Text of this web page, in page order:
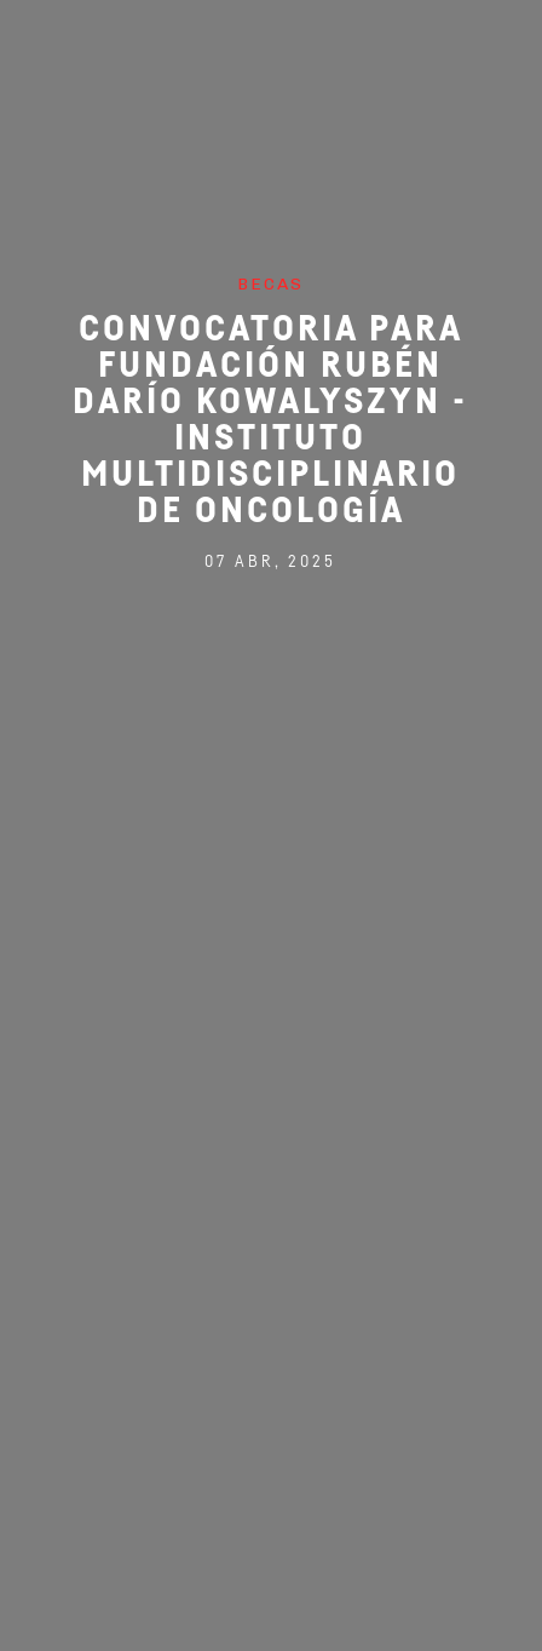
BECAS
CONVOCATORIA PARA
FUNDACIÓN RUBÉN
DARÍO KOWALYSZYN -
INSTITUTO
MULTIDISCIPLINARIO
DE ONCOLOGÍA
07 ABR, 2025